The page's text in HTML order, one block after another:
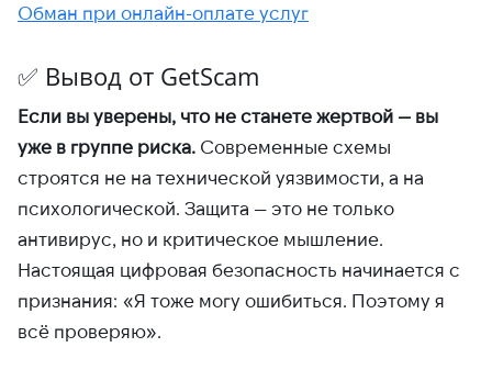
Обман при онлайн-оплате услуг
✅ Вывод от GetScam
Если вы уверены, что не станете жертвой — вы
уже в группе риска. Современные схемы
строятся не на технической уязвимости, а на
психологической. Защита — это не только
антивирус, но и критическое мышление.
Настоящая цифровая безопасность начинается с
признания: «Я тоже могу ошибиться. Поэтому я
всё проверяю».